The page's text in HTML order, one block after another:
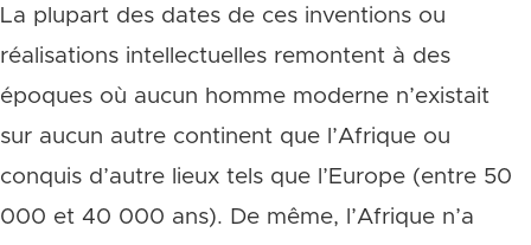
La plupart des dates de ces inventions ou
réalisations intellectuelles remontent à des
époques où aucun homme moderne n’existait
sur aucun autre continent que l’Afrique ou
conquis d’autre lieux tels que l’Europe (entre 50
000 et 40 000 ans). De même, l’Afrique n’a